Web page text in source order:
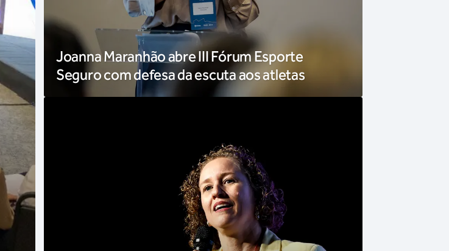
Joanna Maranhão abre III Fórum Esporte
Seguro com defesa da escuta aos atletas